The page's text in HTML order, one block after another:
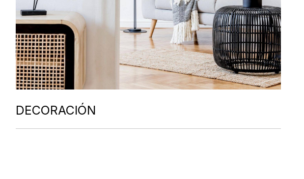
DECORACIÓN